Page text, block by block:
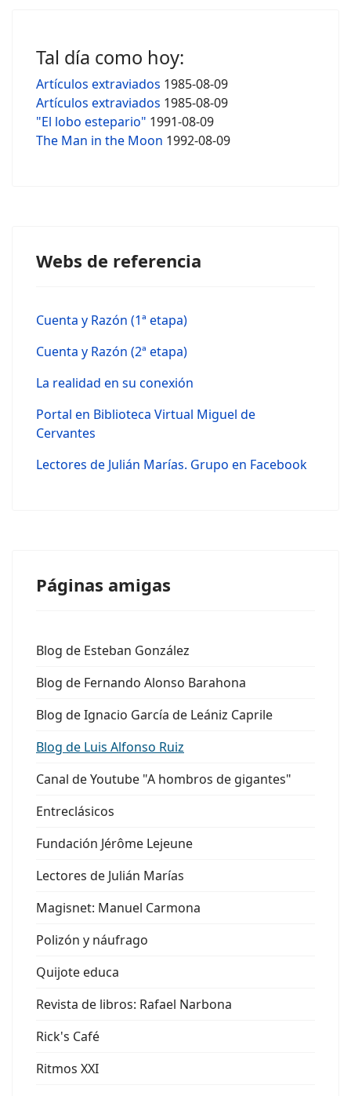
Tal día como hoy:
Artículos extraviados 1985-08-09
Artículos extraviados 1985-08-09
"El lobo estepario" 1991-08-09
The Man in the Moon 1992-08-09
Webs de referencia
Cuenta y Razón (1ª etapa)
Cuenta y Razón (2ª etapa)
La realidad en su conexión
Portal en Biblioteca Virtual Miguel de
Cervantes
Lectores de Julián Marías. Grupo en Facebook
Páginas amigas
Blog de Esteban González
Blog de Fernando Alonso Barahona
Blog de Ignacio García de Leániz Caprile
Blog de Luis Alfonso Ruiz
Canal de Youtube "A hombros de gigantes"
Entreclásicos
Fundación Jérôme Lejeune
Lectores de Julián Marías
Magisnet: Manuel Carmona
Polizón y náufrago
Quijote educa
Revista de libros: Rafael Narbona
Rick's Café
Ritmos XXI